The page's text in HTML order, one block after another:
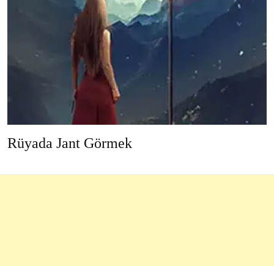
Rüyada Jant Görmek